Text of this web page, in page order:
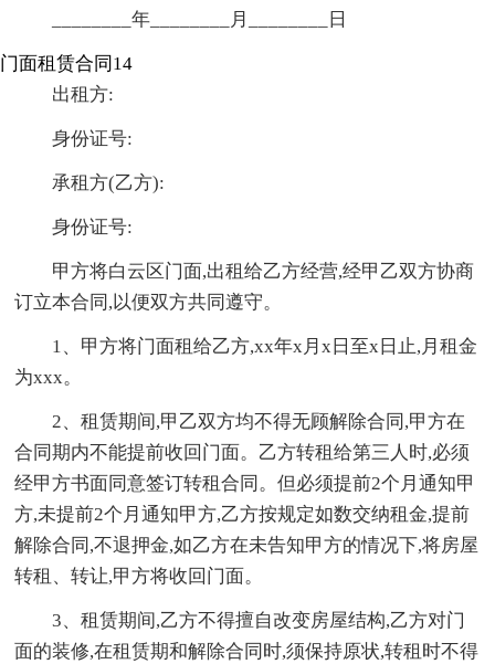
________年________月________日
门面租赁合同14
出租方:
身份证号:
承租方(乙方):
身份证号:
甲方将白云区门面,出租给乙方经营,经甲乙双方协商
订立本合同,以便双方共同遵守。
1、甲方将门面租给乙方,xx年x月x日至x日止,月租金
为xxx。
2、租赁期间,甲乙双方均不得无顾解除合同,甲方在
合同期内不能提前收回门面。乙方转租给第三人时,必须
经甲方书面同意签订转租合同。但必须提前2个月通知甲
方,未提前2个月通知甲方,乙方按规定如数交纳租金,提前
解除合同,不退押金,如乙方在未告知甲方的情况下,将房屋
转租、转让,甲方将收回门面。
3、租赁期间,乙方不得擅自改变房屋结构,乙方对门
面的装修,在租赁期和解除合同时,须保持原状,转租时不得